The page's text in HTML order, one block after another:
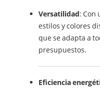
Versatilidad: Con
estilos y colores
que se adapta a
presupuestos.
Eficiencia